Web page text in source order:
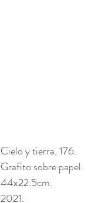
Cielo y tierra, 176.
Grafito sobre papel.
44x22.5cm.
2021.